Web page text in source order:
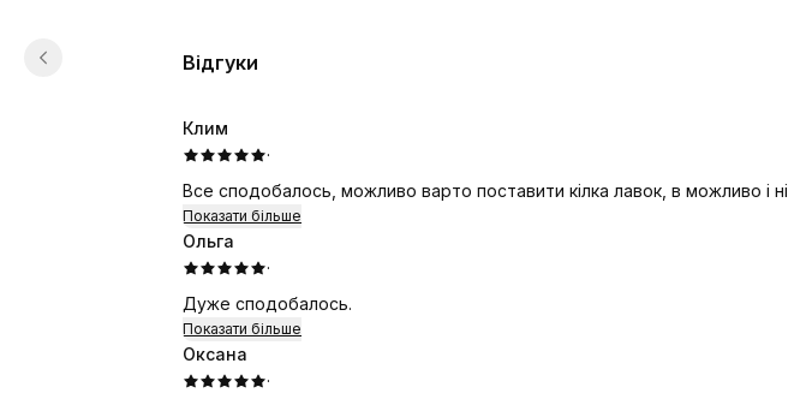
Відгуки
Клим
·
Все сподобалось, можливо варто поставити кілка лавок, в можливо і ні
Показати більше
Ольга
·
Дуже сподобалось.
Показати більше
Оксана
·